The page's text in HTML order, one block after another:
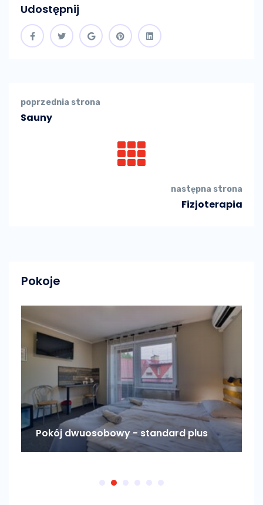
Udostępnij
poprzednia strona
Sauny
następna strona
Fizjoterapia
Pokoje
Pokój dwuosobowy - standard plus